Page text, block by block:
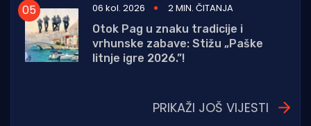
06 kol. 2026
2 MIN. ČITANJA
Otok Pag u znaku tradicije i
vrhunske zabave: Stižu „Paške
litnje igre 2026.”!
PRIKAŽI JOŠ VIJESTI